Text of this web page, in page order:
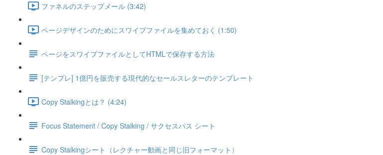
ファネルのステップメール (3:42)
ページデザインのためにスワイプファイルを集めておく (1:50)
ページをスワイプファイルとしてHTMLで保存する方法
[テンプレ] 1億円を販売する現代的なセールスレターのテンプレート
Copy Stalkingとは？ (4:24)
Focus Statement / Copy Stalking / サクセスパス シート
Copy Stalkingシート（レクチャー動画と同じ旧フォーマット）